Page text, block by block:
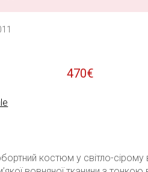
470€
костюм у світло-сірому